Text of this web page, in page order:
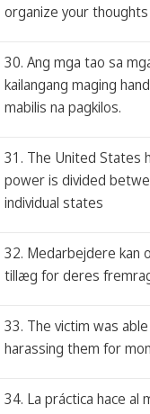
organize your thoughts
30. Ang mga tao sa
kailangang maging
mabilis na pagkilos.
31. The United States
power is divided
individual states
32. Medarbejdere kan
tillæg for deres
33. The victim was
harassing them for
34. La práctica hace al